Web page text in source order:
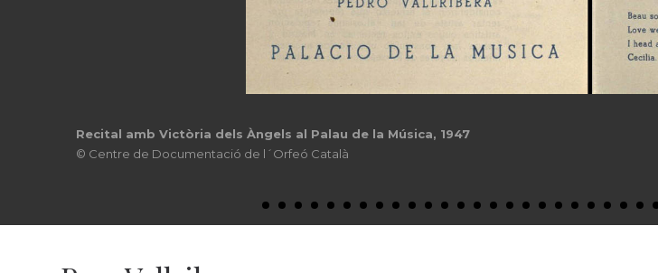
Recital amb la soprano Conxita Badia, 1948
© Centre de Documentació de l´Orfeó Català